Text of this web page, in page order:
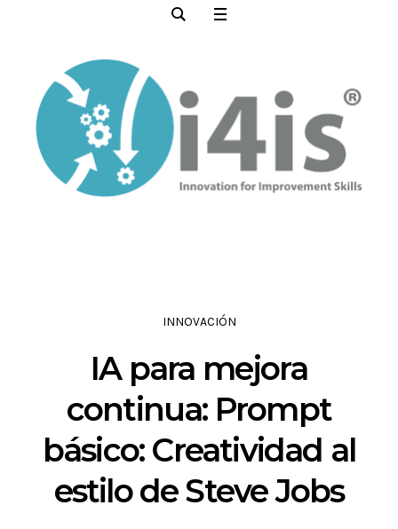
INNOVACIÓN
IA para mejora
continua: Prompt
básico: Creatividad al
estilo de Steve Jobs